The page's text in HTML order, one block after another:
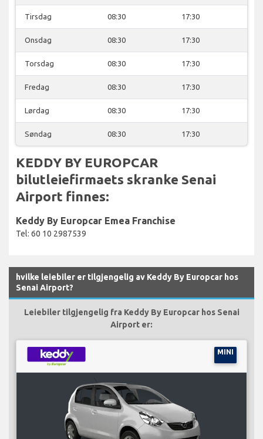
Tirsdag 08:30 17:30
Onsdag 08:30 17:30
Torsdag 08:30 17:30
Fredag 08:30 17:30
Lørdag 08:30 17:30
Søndag 08:30 17:30
KEDDY BY EUROPCAR
bilutleiefirmaets skranke Senai
Airport finnes:
Keddy By Europcar Emea Franchise
Tel: 60 10 2987539
hvilke leiebiler er tilgjengelig av Keddy By Europcar hos
Senai Airport?
Leiebiler tilgjengelig fra Keddy By Europcar hos Senai
Airport er:
MINI